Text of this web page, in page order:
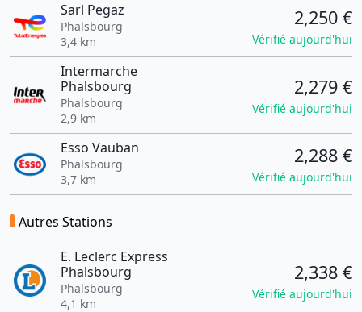
Sarl Pegaz
Phalsbourg
3,4 km
2,250 €
Vérifié aujourd'hui
Intermarche
Phalsbourg
Phalsbourg
2,9 km
2,279 €
Vérifié aujourd'hui
Esso Vauban
Phalsbourg
3,7 km
2,288 €
Vérifié aujourd'hui
Autres Stations
E. Leclerc Express
Phalsbourg
Phalsbourg
4,1 km
2,338 €
Vérifié aujourd'hui